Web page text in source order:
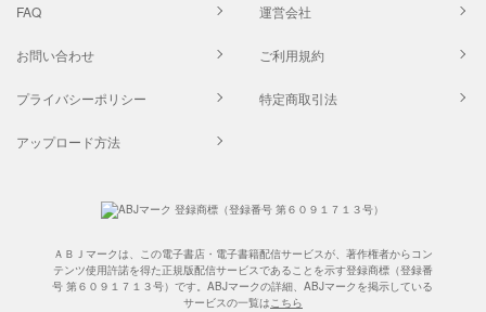
FAQ 運営会社
お問い合わせ ご利用規約
プライバシーポリシー 特定商取引法
アップロード方法
ＡＢＪマークは、この電子書店・電子書籍配信サービスが、著作権者からコン
テンツ使用許諾を得た正規版配信サービスであることを示す登録商標（登録番
号 第６０９１７１３号）です。ABJマークの詳細、ABJマークを掲示している
サービスの一覧はこちら